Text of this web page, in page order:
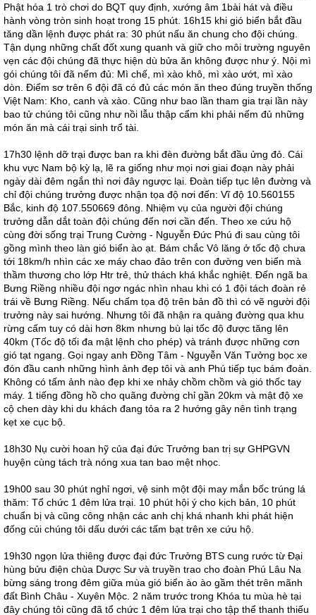
Phật hóa 1 trò chơi do BQT quy định, xướng âm 1bài hát và điều
hành vòng tròn sinh hoạt trong 15 phút. 16h15 khi gió biển bắt đầu
tăng dần lệnh được phát ra: 30 phút nấu ăn chung cho đội chúng.
Tận dụng những chất đốt xung quanh và giữ cho môi trường nguyên
vẹn các đội chúng đã thực hiện dù bửa ăn không được như ý. Nội mì
gói chúng tôi đã nếm đủ: Mì chế, mì xào khô, mì xào ướt, mì xào
dòn. Điểm sơ trên 6 đội đã có đủ các món ăn theo đúng truyền thống
Việt Nam: Kho, canh và xào. Cũng như bao lần tham gia trại lần này
bao tử chúng tôi cũng như nồi lẫu thập cẩm khi phải nếm đủ những
món ăn mà cái trại sinh trổ tài.
17h30 lệnh dỡ trại được ban ra khi đèn đường bắt đầu ửng đỏ. Cái
khu vực Nam bộ kỳ lạ, lẽ ra giống như mọi nơi giai đoạn này phải
ngày dài đêm ngắn thì nơi đây ngược lại. Đoàn tiếp tục lên đường và
chỉ đội chúng trưởng được nhận tọa độ nơi đến: Vĩ độ 10.560155
Bắc, kinh độ 107.550669 đông. Nhiệm vụ của người đội chúng
trưởng dẫn dắt toàn đội chúng đến nơi cần đến. Theo xe cứu hộ
cùng đời sống trại Trung Cường - Nguyễn Đức Phú đi sau cùng tôi
gồng mình theo làn gió biển ào ạt. Bám chắc Vô lăng ở tốc độ chưa
tới 18km/h nhìn các xe máy chao đảo trên con đường ven biển mà
thầm thương cho lớp Htr trẻ, thử thách khá khắc nghiệt. Đến ngã ba
Bưng Riềng nhiều đội ngơ ngác nhìn nhau khi có 1 đội tách đoàn rẻ
trái về Bưng Riềng. Nếu chấm tọa độ trên bản đồ thì có vẽ người đội
trưởng này sai hướng. Nhưng tôi đã nhận ra quảng đường qua khu
rừng cấm tuy có dài hơn 8km nhưng bù lại tốc độ được tăng lên
40km (Tốc độ tối đa mật lệnh cho phép) và tránh được những cơn
gió tạt ngang. Gọi ngay anh Đồng Tâm - Nguyễn Văn Tưởng bọc xe
đón đầu canh những hình ảnh đẹp tôi và anh Phú tiếp tục bám đoàn.
Không có tấm ảnh nào đẹp khi xe nhảy chồm chồm và gió thốc tay
máy. 1 tiếng đồng hồ cho quãng đường chỉ gần 20km và mật độ xe
cộ chen dày khi du khách đang tỏa ra 2 hướng gây nên tình trạng
kẹt xe cục bộ.
18h30 Nụ cười hoan hỹ của đại đức Trưởng ban trị sự GHPGVN
huyện cùng tách trà nóng xua tan bao mệt nhọc.
19h00 sau 30 phút nghỉ ngơi, vệ sinh một đội may mắn bốc trúng lá
thăm: Tổ chức 1 đêm lửa trại. 10 phút hội ý cho kịch bản, 10 phút
chuẩn bị và cũng công nhận các anh chị khá nhanh khi phát hiện
đống củi chúng tôi dấu dưới các tấm bạt trên xe cứu hộ.
19h30 ngọn lửa thiêng được đại đức Trưởng BTS cung rước từ Đại
hùng bửu điện chùa Dược Sư và truyền trao cho đoàn Phú Lâu Na
bừng sáng trong đêm giữa mùa gió biển ào ào gầm thét trên mãnh
đất Bình Châu - Xuyên Mộc. 2 năm trước trong Khóa tu mùa hè tại
đây chúng tôi cũng đã tổ chức 1 đêm lửa trại cho tập thể thanh thiếu